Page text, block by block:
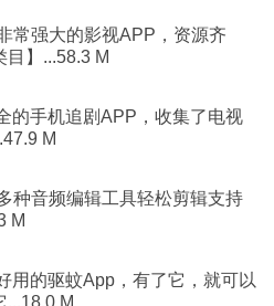
常强大的影视APP，资源齐
】...58.3 M
的手机追剧APP，收集了电视
M
种音频编辑工具轻松剪辑支持
M
用的驱蚊App，有了它，就可以
M